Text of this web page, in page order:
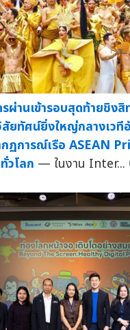
ผ่านเข้ารอบสุดท้ายชิง
สัยทัศน์ยิ่งใหญ่กลางเวที
กฏการณ์เรือ ASEAN
วโลก — ในงาน Inter...